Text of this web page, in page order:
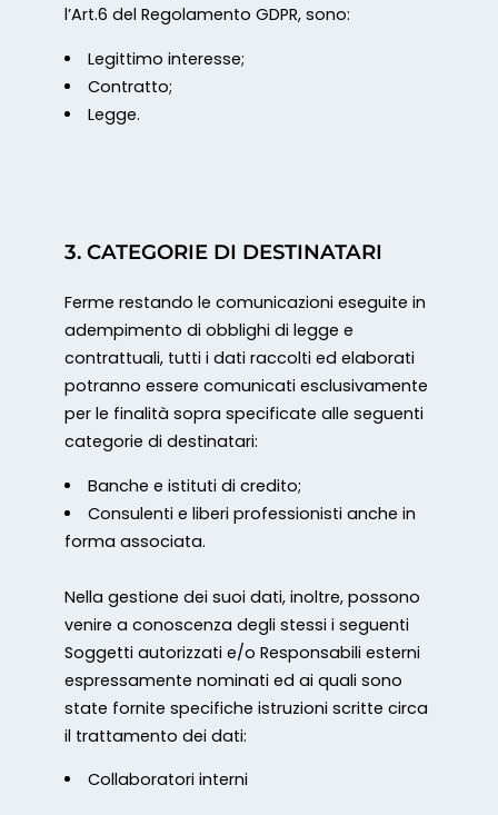
l’Art.6 del Regolamento GDPR, sono:
Legittimo interesse;
Contratto;
Legge.
3. CATEGORIE DI DESTINATARI
Ferme restando le comunicazioni eseguite in
adempimento di obblighi di legge e
contrattuali, tutti i dati raccolti ed elaborati
potranno essere comunicati esclusivamente
per le finalità sopra specificate alle seguenti
categorie di destinatari:
Banche e istituti di credito;
Consulenti e liberi professionisti anche in
forma associata.
Nella gestione dei suoi dati, inoltre, possono
venire a conoscenza degli stessi i seguenti
Soggetti autorizzati e/o Responsabili esterni
espressamente nominati ed ai quali sono
state fornite specifiche istruzioni scritte circa
il trattamento dei dati:
Collaboratori interni